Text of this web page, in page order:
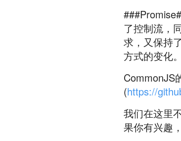
了控制流，
求，又保持
方式的变化
CommonJS
(https://
我们在这里
果你有兴趣